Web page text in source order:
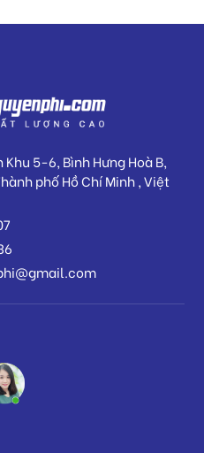
Khu 5-6, Bình Hưng Hoà B,
phố Hồ Chí Minh , Việt